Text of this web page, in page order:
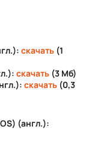
скачать (1
скачать (3 Мб)
скачать (0,3
(англ.):